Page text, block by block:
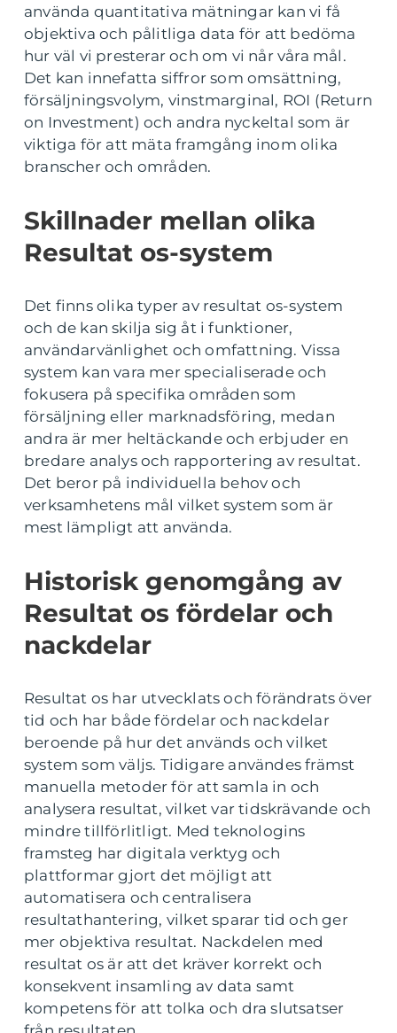
använda quantitativa mätningar kan vi få
objektiva och pålitliga data för att bedöma
hur väl vi presterar och om vi når våra mål.
Det kan innefatta siffror som omsättning,
försäljningsvolym, vinstmarginal, ROI (Return
on Investment) och andra nyckeltal som är
viktiga för att mäta framgång inom olika
branscher och områden.
Skillnader mellan olika
Resultat os-system
Det finns olika typer av resultat os-system
och de kan skilja sig åt i funktioner,
användarvänlighet och omfattning. Vissa
system kan vara mer specialiserade och
fokusera på specifika områden som
försäljning eller marknadsföring, medan
andra är mer heltäckande och erbjuder en
bredare analys och rapportering av resultat.
Det beror på individuella behov och
verksamhetens mål vilket system som är
mest lämpligt att använda.
Historisk genomgång av
Resultat os fördelar och
nackdelar
Resultat os har utvecklats och förändrats över
tid och har både fördelar och nackdelar
beroende på hur det används och vilket
system som väljs. Tidigare användes främst
manuella metoder för att samla in och
analysera resultat, vilket var tidskrävande och
mindre tillförlitligt. Med teknologins
framsteg har digitala verktyg och
plattformar gjort det möjligt att
automatisera och centralisera
resultathantering, vilket sparar tid och ger
mer objektiva resultat. Nackdelen med
resultat os är att det kräver korrekt och
konsekvent insamling av data samt
kompetens för att tolka och dra slutsatser